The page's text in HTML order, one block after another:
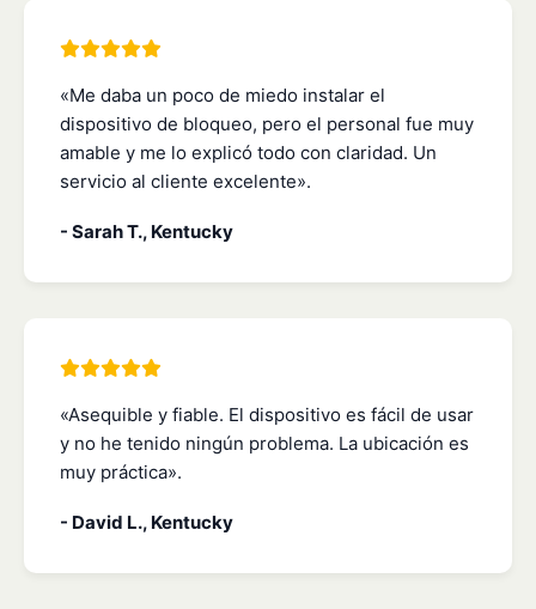
«Me daba un poco de miedo instalar el
dispositivo de bloqueo, pero el personal fue muy
amable y me lo explicó todo con claridad. Un
servicio al cliente excelente».
- Sarah T., Kentucky
«Asequible y fiable. El dispositivo es fácil de usar
y no he tenido ningún problema. La ubicación es
muy práctica».
- David L., Kentucky